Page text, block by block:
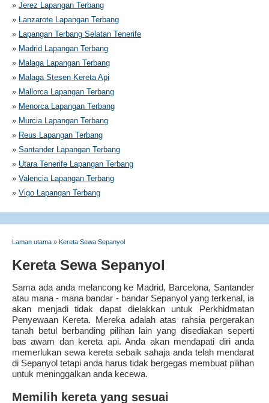
» Jerez Lapangan Terbang
» Lanzarote Lapangan Terbang
» Lapangan Terbang Selatan Tenerife
» Madrid Lapangan Terbang
» Malaga Lapangan Terbang
» Malaga Stesen Kereta Api
» Mallorca Lapangan Terbang
» Menorca Lapangan Terbang
» Murcia Lapangan Terbang
» Reus Lapangan Terbang
» Santander Lapangan Terbang
» Utara Tenerife Lapangan Terbang
» Valencia Lapangan Terbang
» Vigo Lapangan Terbang
Laman utama » Kereta Sewa Sepanyol
Kereta Sewa Sepanyol
Sama ada anda melancong ke Madrid, Barcelona, Santander
atau mana - mana bandar - bandar Sepanyol yang terkenal, ia
akan menjadi tidak dapat dielakkan untuk Perkhidmatan
Penyewaan Kereta. Mereka adalah atas rahsia pergerakan
tanah betul berbanding pilihan lain yang disediakan seperti
bas awam dan kereta api. Anda akan mendapati diri anda
memerlukan sewa kereta sebaik sahaja anda telah mendarat
di Sepanyol tetapi anda harus tidak bergegas membuat pilihan
untuk meninggalkan anda kecewa.
Memilih kereta yang sesuai